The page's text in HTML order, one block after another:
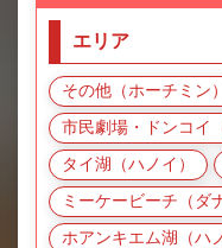
エリア
その他（ホーチミン）
市民劇場・ドンコイ
タイ湖（ハノイ）
ミーケービーチ（ダ
ホアンキエム湖（ハ